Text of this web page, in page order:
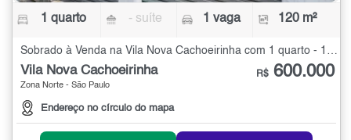
1 quarto - suíte 1 vaga 120 m²
Sobrado à Venda na Vila Nova Cachoeirinha com 1 quarto - 120 m²
Vila Nova Cachoeirinha
Zona Norte - São Paulo
Endereço no círculo do mapa
R$ 600.000